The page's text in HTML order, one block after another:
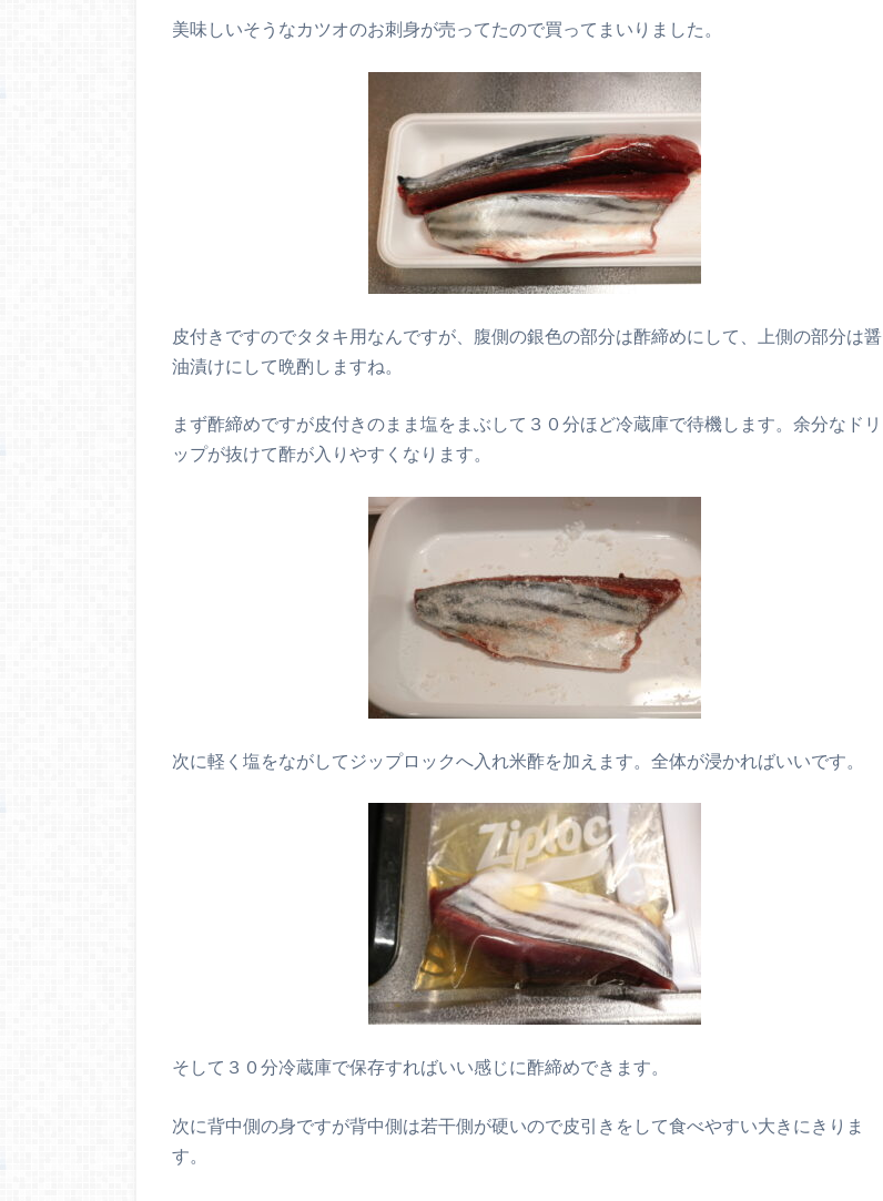
美味しいそうなカツオのお刺身が売ってたので買ってまいりました。
皮付きですのでタタキ用なんですが、腹側の銀色の部分は酢締めにして、上側の部分は醤
油漬けにして晩酌しますね。
まず酢締めですが皮付きのまま塩をまぶして３０分ほど冷蔵庫で待機します。余分なドリ
ップが抜けて酢が入りやすくなります。
次に軽く塩をながしてジップロックへ入れ米酢を加えます。全体が浸かればいいです。
そして３０分冷蔵庫で保存すればいい感じに酢締めできます。
次に背中側の身ですが背中側は若干側が硬いので皮引きをして食べやすい大きにきりま
す。